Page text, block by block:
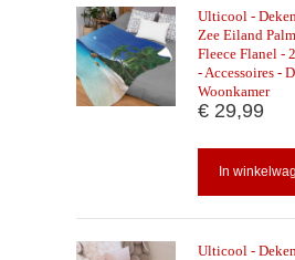
Ulticool -
Zee Eiland
Fleece Flanel -
- Accessoires -
Woonkamer
€ 29,99
In
Ulticool -